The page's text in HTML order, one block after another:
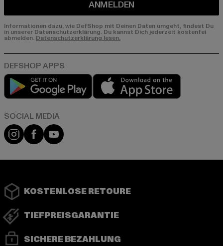
ANMELDEN
Informationen dazu, wie DefShop mit Deinen Daten umgeht, findest Du
in unserer Datenschutzerklärung. Du kannst Dich jederzeit kostenfei
abmelden. Datenschutzerklärung lesen.
Play market
Instagram
FacebookYouTube
KOSTENLOSE RETOURE
TIEFPREISGARANTIE
SICHERE BEZAHLUNG